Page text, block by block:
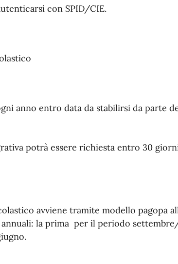
con SPID/CIE.
anno entro data da stabilirsi da parte
potrà essere richiesta entro 30
avviene tramite modello pagopa
la prima per il periodo